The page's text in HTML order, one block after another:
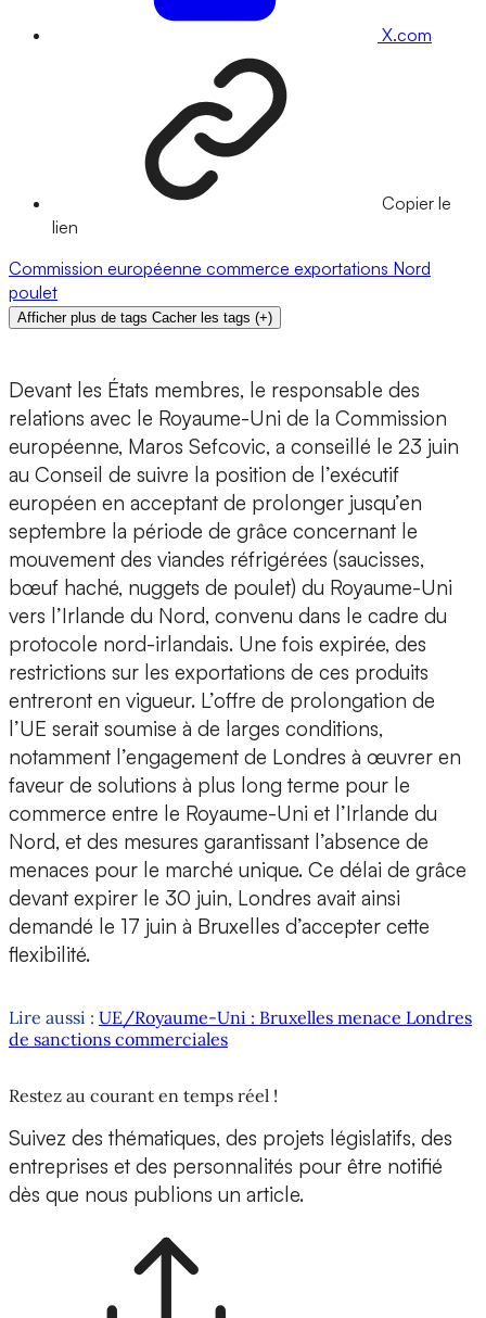
X.com
Copier le
lien
Commission européenne commerce exportations Nord
poulet
Afficher plus de tags Cacher les tags (+)
Devant les États membres, le responsable des
relations avec le Royaume-Uni de la Commission
européenne, Maros Sefcovic, a conseillé le 23 juin
au Conseil de suivre la position de l’exécutif
européen en acceptant de prolonger jusqu’en
septembre la période de grâce concernant le
mouvement des viandes réfrigérées (saucisses,
bœuf haché, nuggets de poulet) du Royaume-Uni
vers l’Irlande du Nord, convenu dans le cadre du
protocole nord-irlandais. Une fois expirée, des
restrictions sur les exportations de ces produits
entreront en vigueur. L’offre de prolongation de
l’UE serait soumise à de larges conditions,
notamment l’engagement de Londres à œuvrer en
faveur de solutions à plus long terme pour le
commerce entre le Royaume-Uni et l’Irlande du
Nord, et des mesures garantissant l’absence de
menaces pour le marché unique. Ce délai de grâce
devant expirer le 30 juin, Londres avait ainsi
demandé le 17 juin à Bruxelles d’accepter cette
flexibilité.
Lire aussi : UE/Royaume-Uni : Bruxelles menace Londres
de sanctions commerciales
Restez au courant en temps réel !
Suivez des thématiques, des projets législatifs, des
entreprises et des personnalités pour être notifié
dès que nous publions un article.